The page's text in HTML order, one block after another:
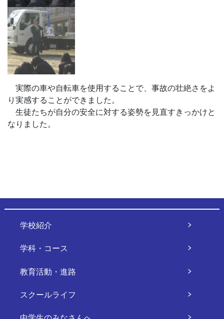
実際の車や自転車を使用することで、事故の壮絶さをよ
り実感することができました。
生徒たちが自分の安全に対する姿勢を見直すきっかけと
なりました。
学校紹介
学科・コース
教育活動・進路
スクールライフ